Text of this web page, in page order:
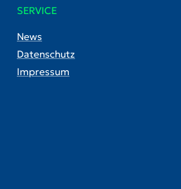
SERVICE
News
Datenschutz
Impressum